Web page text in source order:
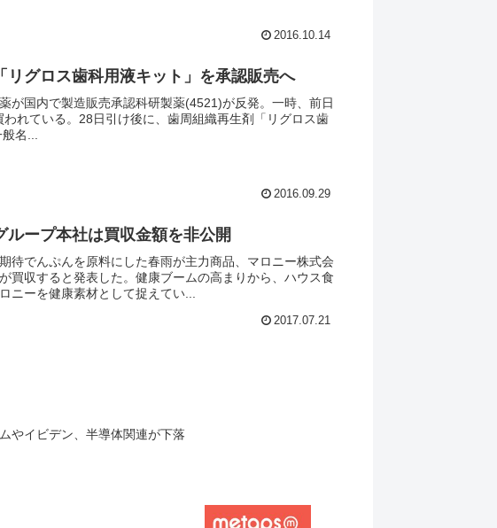
2016.10.14
リグロス歯科用液キット」を承認販売へ
が国内で製造販売承認科研製薬(4521)が反発。一時、前日
れている。28日引け後に、歯周組織再生剤「リグロス歯
名...
2016.09.29
ープ本社は買収金額を非公開
待でんぷんを原料にした春雨が主力商品、マロニー株式会
買収すると発表した。健康ブームの高まりから、ハウス食
ニーを健康素材として捉えてい...
2017.07.21
やイビデン、半導体関連が下落